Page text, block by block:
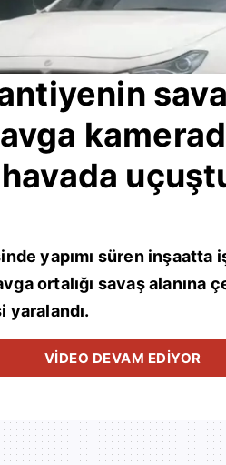
yapımı süren inşaatta
ortalığı savaş alanına
yaralandı.
VİDEO DEVAM EDİYOR